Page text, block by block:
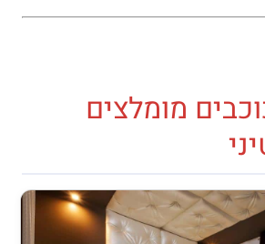
4 כוכבים מומלצים